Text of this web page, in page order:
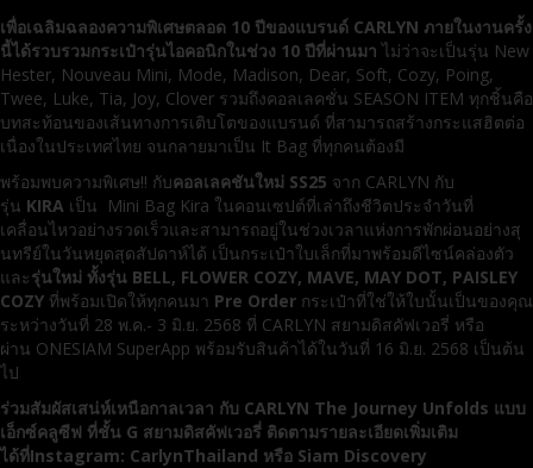
เพื่อเฉลิมฉลองความพิเศษตลอด 10 ปีของแบรนด์ CARLYN ภายในงานครั้ง
นี้ได้รวบรวมกระเป๋ารุ่นไอคอนิกในช่วง 10 ปีที่ผ่านมา ไม่ว่าจะเป็นรุ่น New
Hester, Nouveau Mini, Mode, Madison, Dear, Soft, Cozy, Poing,
Twee, Luke, Tia, Joy, Clover รวมถึงคอลเลคชั่น SEASON ITEM ทุกชิ้นคือ
บทสะท้อนของเส้นทางการเติบโตของแบรนด์ ที่สามารถสร้างกระแสฮิตต่อ
เนื่องในประเทศไทย จนกลายมาเป็น It Bag ที่ทุกคนต้องมี
พร้อมพบความพิเศษ!! กับคอลเลคชันใหม่ SS25 จาก CARLYN กับ
รุ่น KIRA เป็น Mini Bag Kira ในคอนเซปต์ที่เล่าถึงชีวิตประจำวันที่
เคลื่อนไหวอย่างรวดเร็วและสามารถอยู่ในช่วงเวลาแห่งการพักผ่อนอย่างสุ
นทรีย์ในวันหยุดสุดสัปดาห์ได้ เป็นกระเป๋าใบเล็กที่มาพร้อมดีไซน์คล่องตัว
และรุ่นใหม่ ทั้งรุ่น BELL, FLOWER COZY, MAVE, MAY DOT, PAISLEY
COZY ที่พร้อมเปิดให้ทุกคนมา Pre Order กระเป๋าที่ใช่ให้ใบนั้นเป็นของคุณ
ระหว่างวันที่ 28 พ.ค.- 3 มิ.ย. 2568 ที่ CARLYN สยามดิสคัฟเวอรี่ หรือ
ผ่าน ONESIAM SuperApp พร้อมรับสินค้าได้ในวันที่ 16 มิ.ย. 2568 เป็นต้น
ไป
ร่วมสัมผัสเสน่ห์เหนือกาลเวลา กับ CARLYN The Journey Unfolds แบบ
เอ็กซ์คลูซีฟ ที่ชั้น G สยามดิสคัฟเวอรี่ ติดตามรายละเอียดเพิ่มเติม
ได้ที่Instagram: CarlynThailand หรือ Siam Discovery